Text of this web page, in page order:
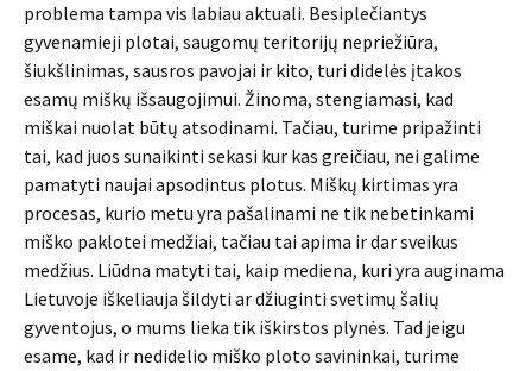
problema tampa vis labiau aktuali. Besiplečiantys
gyvenamieji plotai, saugomų teritorijų nepriežiūra,
šiukšlinimas, sausros pavojai ir kito, turi didelės įtakos
esamų miškų išsaugojimui. Žinoma, stengiamasi, kad
miškai nuolat būtų atsodinami. Tačiau, turime pripažinti
tai, kad juos sunaikinti sekasi kur kas greičiau, nei galime
pamatyti naujai apsodintus plotus. Miškų kirtimas yra
procesas, kurio metu yra pašalinami ne tik nebetinkami
miško paklotei medžiai, tačiau tai apima ir dar sveikus
medžius. Liūdna matyti tai, kaip mediena, kuri yra auginama
Lietuvoje iškeliauja šildyti ar džiuginti svetimų šalių
gyventojus, o mums lieka tik iškirstos plynės. Tad jeigu
esame, kad ir nedidelio miško ploto savininkai, turime